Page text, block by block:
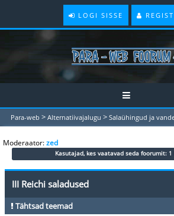
LOGI SISSE
Para-web > Alternatiivajalugu > Salaühingud ja
Moderaator:zed
Kasutajad, kes vaatavad seda foorumit:
III Reichi saladused
Tähtsad teemad